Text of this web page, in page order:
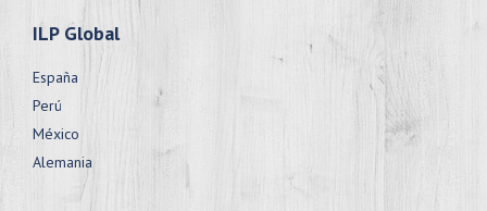
ILP Global
España
Perú
México
Alemania